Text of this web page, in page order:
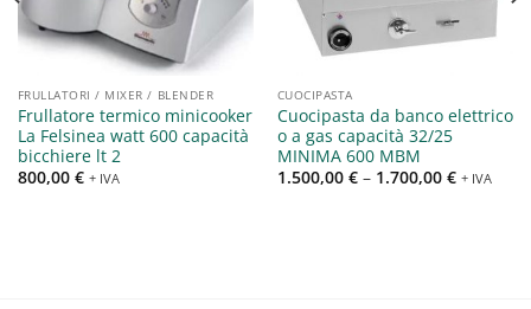
FRULLATORI / MIXER / BLENDER
Frullatore termico minicooker
La Felsinea watt 600 capacità
bicchiere lt 2
800,00 € + IVA
CUOCIPASTA
Cuocipasta da banco elettrico
o a gas capacità 32/25
MINIMA 600 MBM
1.500,00 €– 1.700,00 € + IVA